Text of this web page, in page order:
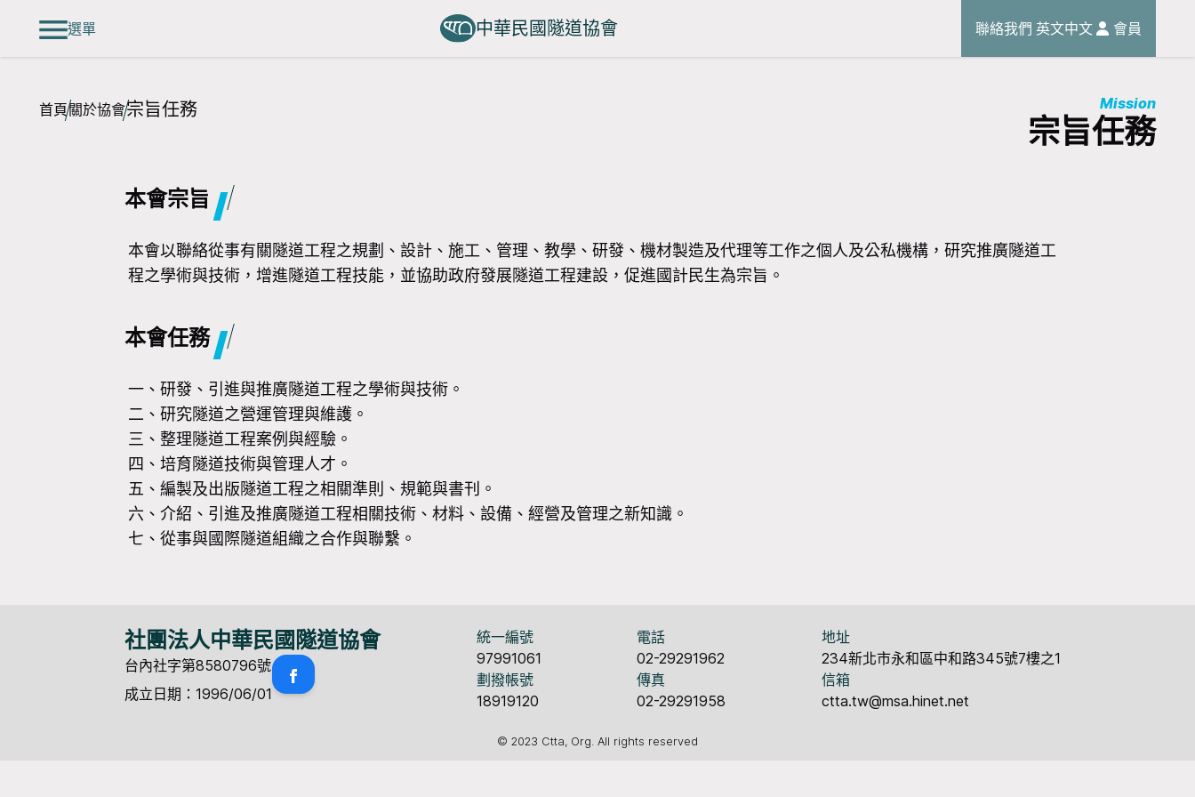
選單 中華民國隧道協會 聯絡我們 英文中文 會員
首頁關於協會宗旨任務 Mission
宗旨任務
本會宗旨
本會以聯絡從事有關隧道工程之規劃、設計、施工、管理、教學、研發、機材製造及代理等工作之個人及公私機構，研究推廣隧道工
程之學術與技術，增進隧道工程技能，並協助政府發展隧道工程建設，促進國計民生為宗旨。
本會任務
一、研發、引進與推廣隧道工程之學術與技術。
二、研究隧道之營運管理與維護。
三、整理隧道工程案例與經驗。
四、培育隧道技術與管理人才。
五、編製及出版隧道工程之相關準則、規範與書刊。
六、介紹、引進及推廣隧道工程相關技術、材料、設備、經營及管理之新知識。
七、從事與國際隧道組織之合作與聯繫。
社團法人中華民國隧道協會
台內社字第8580796號
成立日期：1996/06/01
統一編號
97991061
劃撥帳號
18919120
電話
02-29291962
傳真
02-29291958
地址
234新北市永和區中和路345號7樓之1
信箱
ctta.tw@msa.hinet.net
© 2023 Ctta, Org. All rights reserved